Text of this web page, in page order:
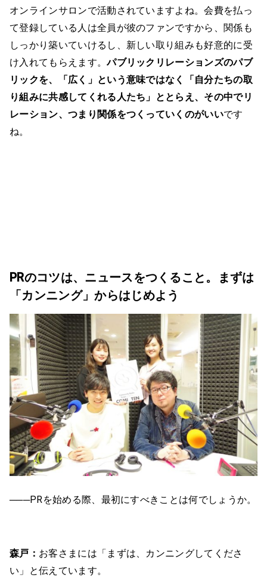
オンラインサロンで活動されていますよね。会費を払っ
て登録している人は全員が彼のファンですから、関係も
しっかり築いていけるし、新しい取り組みも好意的に受
け入れてもらえます。パブリックリレーションズのパブ
リックを、「広く」という意味ではなく「自分たちの取
り組みに共感してくれる人たち」ととらえ、その中でリ
レーション、つまり関係をつくっていくのがいいです
ね。
PRのコツは、ニュースをつくること。まずは
「カンニング」からはじめよう
───PRを始める際、最初にすべきことは何でしょうか。
森戸： お客さまには「まずは、カンニングしてくださ
い」と伝えています。